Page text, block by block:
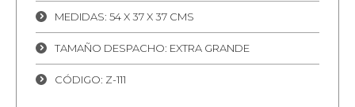
MEDIDAS: 54 X 37 X 37 CMS
TAMAÑO DESPACHO: EXTRA GRANDE
CÓDIGO: Z-111